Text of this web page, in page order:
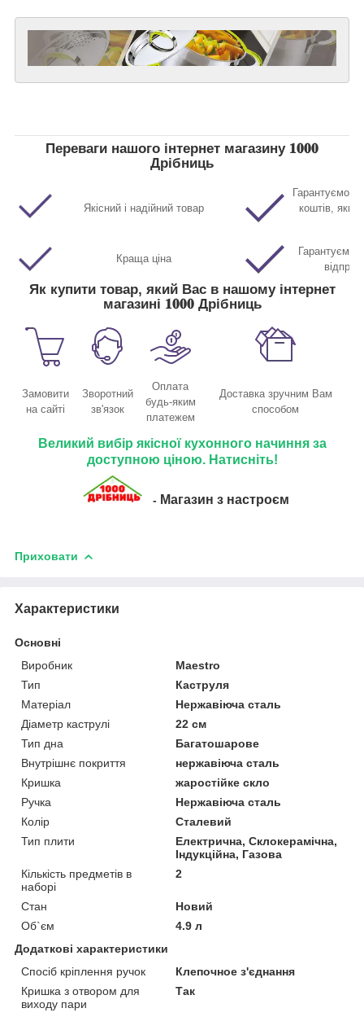
Переваги нашого інтернет магазину 𝟏𝟎𝟎𝟎
Дрібниць
Якісний і надійний товар
Гарантуємо
коштів,
Краща ціна
Гарантуємо
Як купити товар, який Вас в нашому інтернет
магазині 𝟏𝟎𝟎𝟎 Дрібниць
Замовити
на сайті
Зворотний
зв'язок
Оплата
будь-яким
платежем
Доставка зручним Вам
способом
Великий вибір якісної кухонного начиння за
доступною ціною. Натисніть!
- Магазин з настроєм
Приховати
Характеристики
Основні
Виробник
Maestro
Тип
Каструля
Матеріал
Нержавіюча сталь
Діаметр каструлі
22 см
Тип дна
Багатошарове
Внутрішнє покриття
нержавіюча сталь
Кришка
жаростійке скло
Ручка
Нержавіюча сталь
Колір
Сталевий
Тип плити
Електрична, Склокерамічна,
Індукційна, Газова
Кількість предметів в
наборі
2
Стан
Новий
Об`єм
4.9 л
Додаткові характеристики
Спосіб кріплення ручок
Клепочное з'єднання
Кришка з отвором для
виходу пари
Так